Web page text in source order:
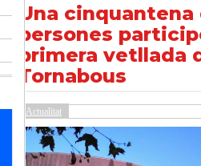
Una cinquantena
persones
primera vetllada
Tornabous
Actualitat